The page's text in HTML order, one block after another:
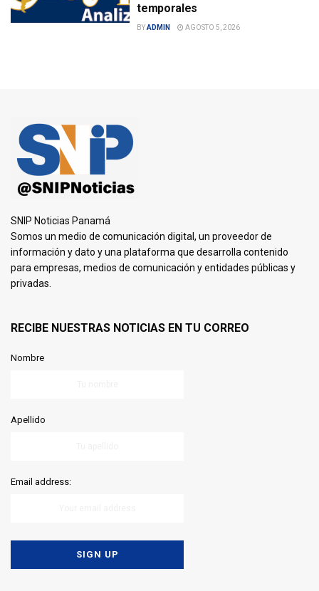
temporales
BYADMIN AGOSTO 5, 2026
SNIP Noticias Panamá
Somos un medio de comunicación digital, un proveedor de
información y dato y una plataforma que desarrolla contenido
para empresas, medios de comunicación y entidades públicas y
privadas.
RECIBE NUESTRAS NOTICIAS EN TU CORREO
Nombre
Apellido
Email address: